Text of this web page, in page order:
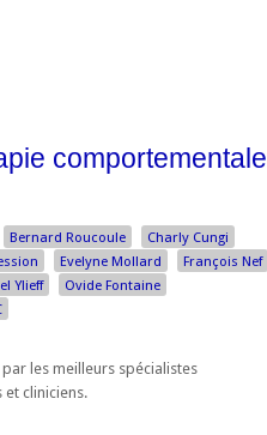
comportementale
Bernard Roucoule
Charly Cungi
Evelyne Mollard
François Nef
Ylieff
Ovide Fontaine
les meilleurs spécialistes
et cliniciens.